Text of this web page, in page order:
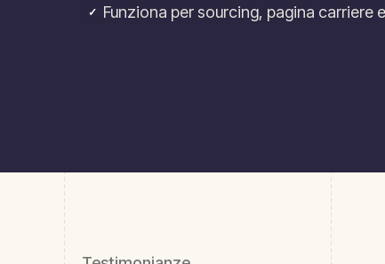
✓ Funziona per sourcing, pagina carriere